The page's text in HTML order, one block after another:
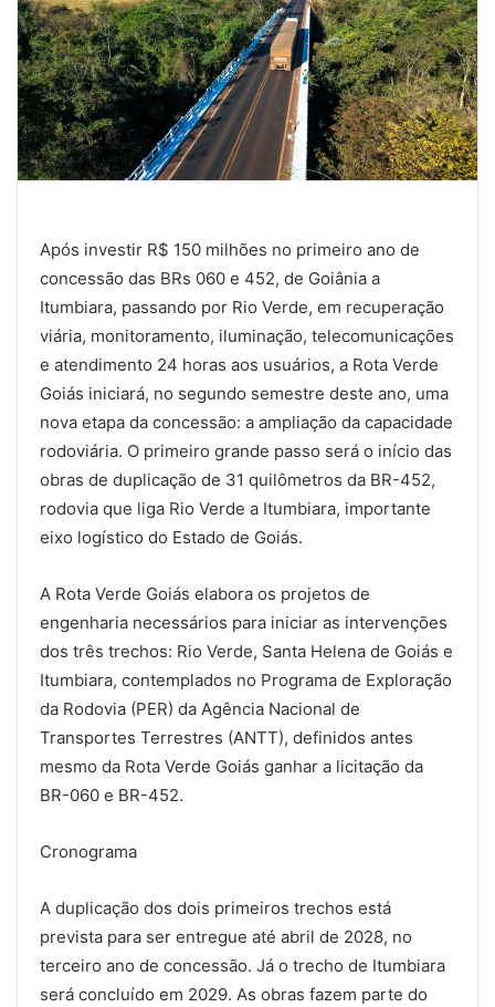
Após investir R$ 150 milhões no primeiro ano de
concessão das BRs 060 e 452, de Goiânia a
Itumbiara, passando por Rio Verde, em recuperação
viária, monitoramento, iluminação, telecomunicações
e atendimento 24 horas aos usuários, a Rota Verde
Goiás iniciará, no segundo semestre deste ano, uma
nova etapa da concessão: a ampliação da capacidade
rodoviária. O primeiro grande passo será o início das
obras de duplicação de 31 quilômetros da BR-452,
rodovia que liga Rio Verde a Itumbiara, importante
eixo logístico do Estado de Goiás.
A Rota Verde Goiás elabora os projetos de
engenharia necessários para iniciar as intervenções
dos três trechos: Rio Verde, Santa Helena de Goiás e
Itumbiara, contemplados no Programa de Exploração
da Rodovia (PER) da Agência Nacional de
Transportes Terrestres (ANTT), definidos antes
mesmo da Rota Verde Goiás ganhar a licitação da
BR-060 e BR-452.
Cronograma
A duplicação dos dois primeiros trechos está
prevista para ser entregue até abril de 2028, no
terceiro ano de concessão. Já o trecho de Itumbiara
será concluído em 2029. As obras fazem parte do